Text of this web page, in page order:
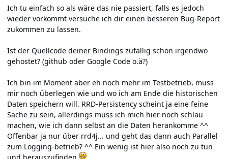
Ich tu einfach so als wäre das nie passiert, falls es jedoch
wieder vorkommt versuche ich dir einen besseren Bug-Report
zukommen zu lassen.
Ist der Quellcode deiner Bindings zufällig schon irgendwo
gehostet? (github oder Google Code o.ä?)
Ich bin im Moment aber eh noch mehr im Testbetrieb, muss
mir noch überlegen wie und wo ich am Ende die historischen
Daten speichern will. RRD-Persistency scheint ja eine feine
Sache zu sein, allerdings muss ich mich hier noch schlau
machen, wie ich dann selbst an die Daten herankomme ^^
Offenbar ja nur über rrd4j... und geht das dann auch Parallel
zum Logging-betrieb? ^^ Ein wenig ist hier also noch zu tun